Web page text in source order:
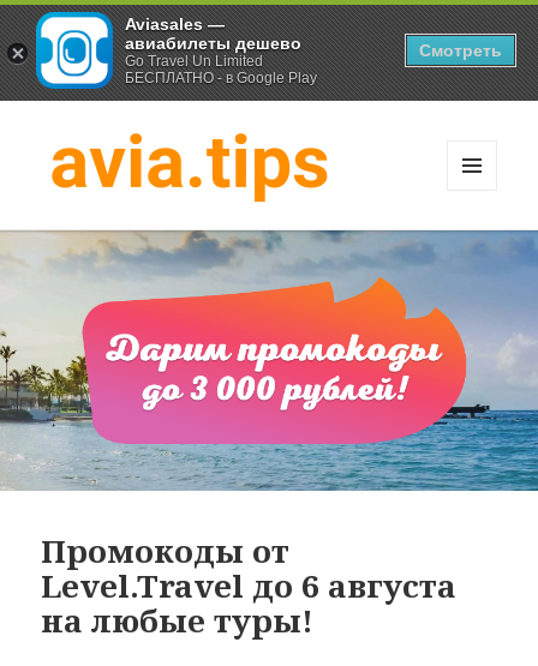
Хитрости экономных
путешественников
ВИДЖЕТЫ
Промокоды от
Level.Travel до 6 августа
на любые туры!
Aviasales —
авиабилеты дешево
Go Travel Un Limited
БЕСПЛАТНО - в Google Play
Смотреть